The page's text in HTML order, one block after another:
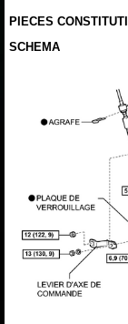
PIECES
SCHEMA